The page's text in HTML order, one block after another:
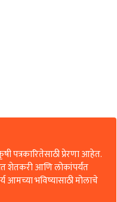
पत्रकारितेसाठी प्रेरणा आहेत.
शेतकरी आणि लोकांपर्यंत
भविष्यासाठी मोलाचे